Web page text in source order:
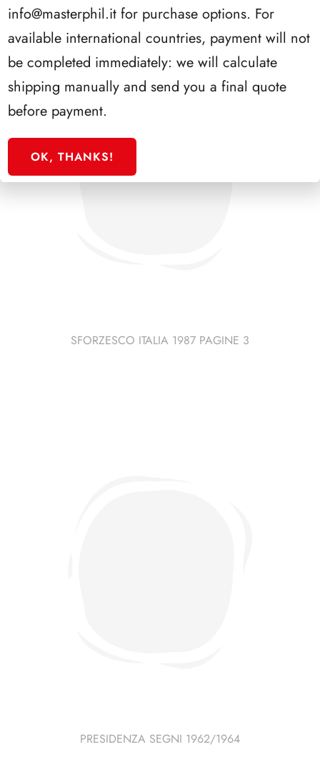
SFORZESCO ITALIA 1987 PAGINE 3
PRESIDENZA SEGNI 1962/1964
info@masterphil.it for purchase options. For
available international countries, payment will not
be completed immediately: we will calculate
shipping manually and send you a final quote
before payment.
OK, THANKS!